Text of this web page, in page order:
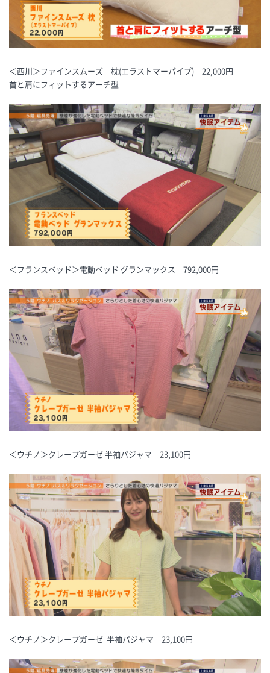
＜西川＞ファインスムーズ 枕(エラストマーパイプ) 22,000円
首と肩にフィットするアーチ型
＜フランスベッド＞電動ベッド グランマックス 792,000円
＜ウチノ＞クレープガーゼ 半袖パジャマ 23,100円
＜ウチノ＞クレープガーゼ 半袖パジャマ 23,100円